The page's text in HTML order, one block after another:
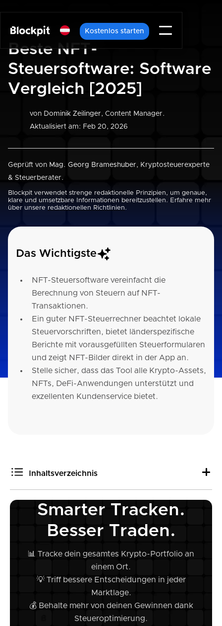
Kostenlos starten
Beste NFT-
Steuersoftware: Software
Vergleich [2025]
von Dominik Zeilinger, Content Manager.
Aktualisiert am: Feb 20, 2026
Geprüft von Mag. Georg Brameshuber, Kryptosteuerexperte
& Steuerberater.
Blockpit verwendet strenge redaktionelle Prinzipien, um genaue,
klare und umsetzbare Informationen bereitzustellen. Erfahre mehr
über unsere redaktionellen Richtlinien.
Das Wichtigste
NFT-Steuersoftware vereinfacht die
Berechnung von Steuern auf NFT-
Transaktionen.
Ein guter NFT-Steuerrechner beachtet lokale
Steuervorschriften, bietet länderspezifische
Berichte mit vorausgefüllten Steuerformularen
und zeigt NFT-Bilder direkt in der App an.
Stelle sicher, dass das Tool alle Krypto-Assets,
NFTs, DeFi-Anwendungen unterstützt und
exzellenten Kundenservice bietet.
Inhaltsverzeichnis
Die besten Krypto Steuerrechner 2025
2. CoinTracker
Smarter Tracken.
Besser Traden.
📊 Tracke dein gesamtes Krypto-Portfolio an
einem Ort.
💡 Triff bessere Entscheidungen in jeder
Marktlage.
💰 Behalte mehr von deinen Gewinnen dank
Steueroptimierung.